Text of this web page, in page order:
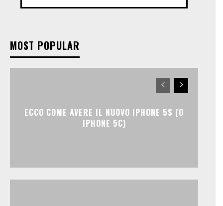
MOST POPULAR
ECCO COME AVERE IL NUOVO IPHONE 5S (O
IPHONE 5C)